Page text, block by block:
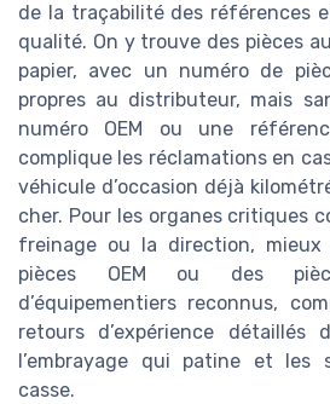
de la traçabilité des références
qualité. On y trouve des pièces
papier, avec un numéro de
propres au distributeur, mais
numéro OEM ou une
complique les réclamations en
véhicule d’occasion déjà
cher. Pour les organes critiques
freinage ou la direction,
pièces OEM ou des
d’équipementiers reconnus,
retours d’expérience détaillés
l’embrayage qui patine et les
casse.